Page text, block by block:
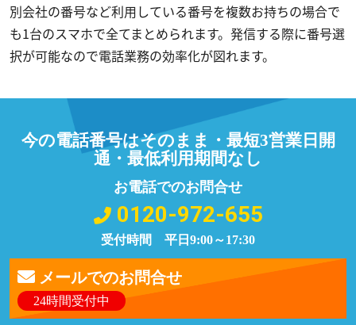
別会社の番号など利用している番号を複数お持ちの場合で
も1台のスマホで全てまとめられます。発信する際に番号選
択が可能なので電話業務の効率化が図れます。
今の電話番号はそのまま・最短3営業日開
通・最低利用期間なし
お電話でのお問合せ
0120-972-655
受付時間 平日9:00～17:30
メールでのお問合せ
24時間受付中